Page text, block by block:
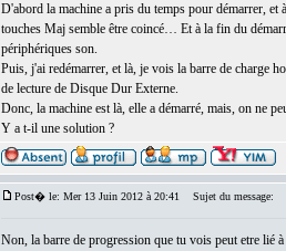
D'abord la machine a pris du temps pour démarrer, et
touches Maj semble être coincé… Et à la fin du
périphériques son.
Puis, j'ai redémarrer, et là, je vois la barre de charge
de lecture de Disque Dur Externe.
Donc, la machine est là, elle a démarré, mais, on ne
Y a t-il une solution ?
Post� le: Mer 13 Juin 2012 à 20:41 Sujet du message:
Non, la barre de progression que tu vois peut etre lié